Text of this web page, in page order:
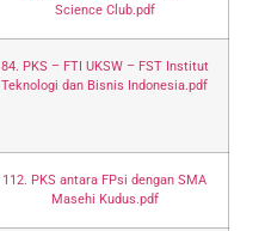
Science Club.pdf
84. PKS – FTI UKSW – FST Institut
Teknologi dan Bisnis Indonesia.pdf
112. PKS antara FPsi dengan SMA
Masehi Kudus.pdf